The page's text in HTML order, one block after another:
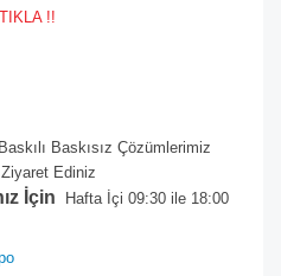
Baskısız Çözümlerimiz
Ediniz
İçin Hafta İçi 09:30 ile 18:00